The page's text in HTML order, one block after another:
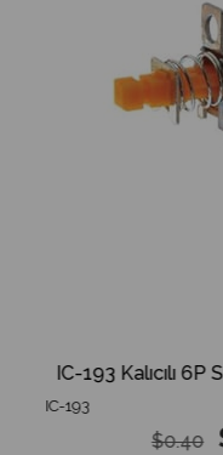
IC-193 Kalıcılı 6P
IC-193
$0.40